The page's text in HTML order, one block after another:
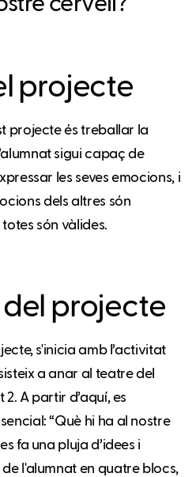
projecte
projecte és treballar la
sigui capaç de
les seves emocions, i
dels altres són
són vàlides.
projecte
s'inicia amb l’activitat
a anar al teatre del
A partir d’aquí, es
“Què hi ha al nostre
fa una pluja d’idees i
de l'alumnat en quatre blocs,